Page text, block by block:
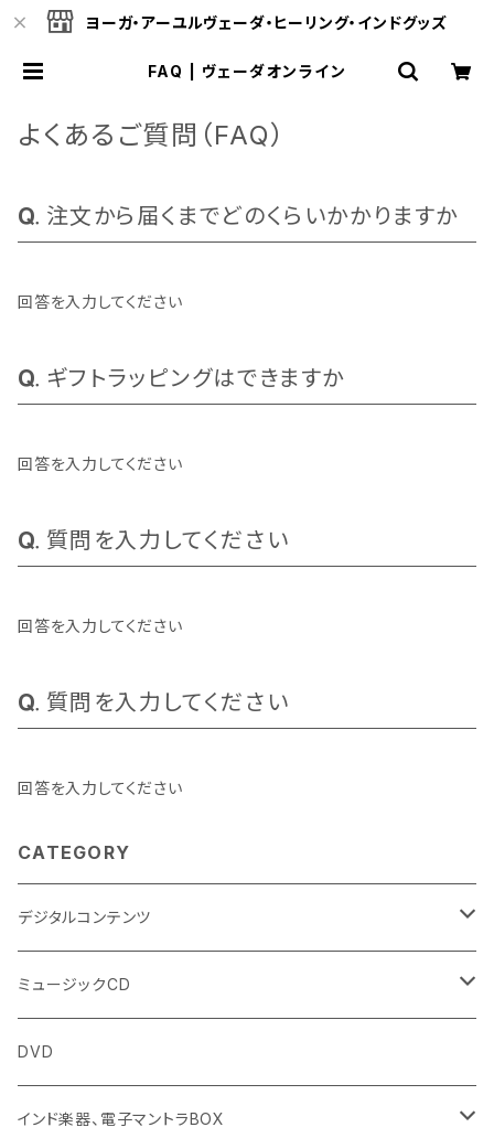
ヨーガ・アーユルヴェーダ・ヒーリング・インドグッズ
FAQ | ヴェーダオンライン
よくあるご質問（FAQ）
注文から届くまでどのくらいかかりますか
回答を入力してください
ギフトラッピングはできますか
回答を入力してください
質問を入力してください
回答を入力してください
質問を入力してください
回答を入力してください
CATEGORY
デジタルコンテンツ
チャンティング（マントラ）
ヨーガスートラ（オーディオ版）
ミュージック
ミュージックCD
イミー・ウーイ
般若心経
DVD
インド楽器、電子マントラBOX